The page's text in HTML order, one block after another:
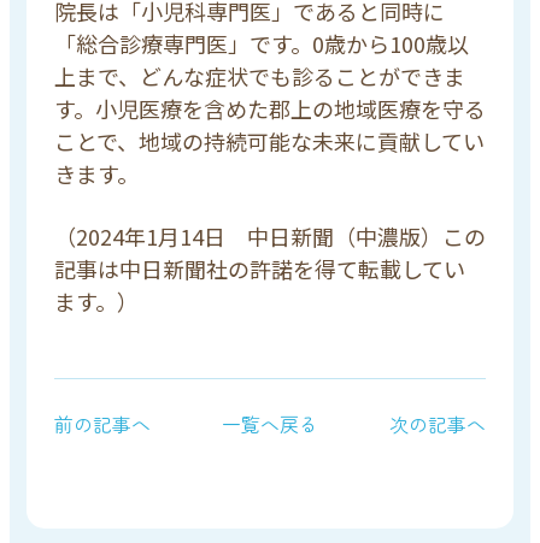
院長は「小児科専門医」であると同時に
「総合診療専門医」です。0歳から100歳以
上まで、どんな症状でも診ることができま
す。小児医療を含めた郡上の地域医療を守る
ことで、地域の持続可能な未来に貢献してい
きます。
（2024年1月14日 中日新聞（中濃版）この
記事は中日新聞社の許諾を得て転載してい
ます。）
前の記事へ 一覧へ戻る 次の記事へ